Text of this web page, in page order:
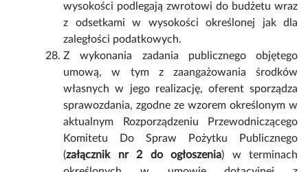
wysokości podlegają zwrotowi do budżetu wraz
z odsetkami w wysokości określonej jak dla
zaległości podatkowych.
Z wykonania zadania publicznego objętego
umową, w tym z zaangażowania środków
własnych w jego realizację, oferent sporządza
sprawozdania, zgodne ze wzorem określonym w
aktualnym Rozporządzeniu Przewodniczącego
Komitetu Do Spraw Pożytku Publicznego
(załącznik nr 2 do ogłoszenia) w terminach